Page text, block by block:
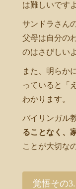
は難しいです
サンドラさん
父母は自分の
のはさびしい
また、明らか
っていると「
わかります。
バイリンガル
ることなく、
ことが大切な
覚悟その